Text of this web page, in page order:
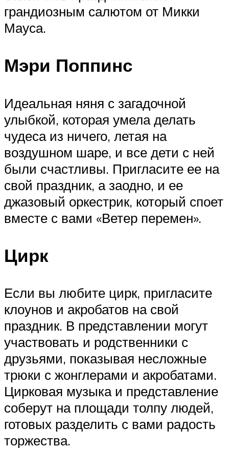
грандиозным салютом от Микки
Мауса.
Мэри Поппинс
Идеальная няня с загадочной
улыбкой, которая умела делать
чудеса из ничего, летая на
воздушном шаре, и все дети с ней
были счастливы. Пригласите ее на
свой праздник, а заодно, и ее
джазовый оркестрик, который споет
вместе с вами «Ветер перемен».
Цирк
Если вы любите цирк, пригласите
клоунов и акробатов на свой
праздник. В представлении могут
участвовать и родственники с
друзьями, показывая несложные
трюки с жонглерами и акробатами.
Цирковая музыка и представление
соберут на площади толпу людей,
готовых разделить с вами радость
торжества.